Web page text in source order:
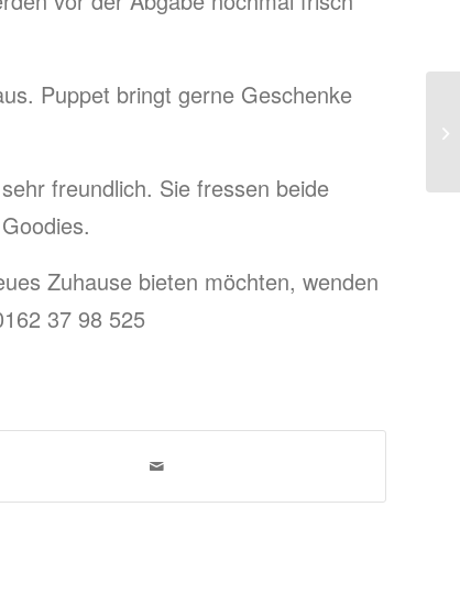
Puppet bringt gerne Geschenke
freundlich. Sie fressen beide
Zuhause bieten möchten, wenden
37 98 525